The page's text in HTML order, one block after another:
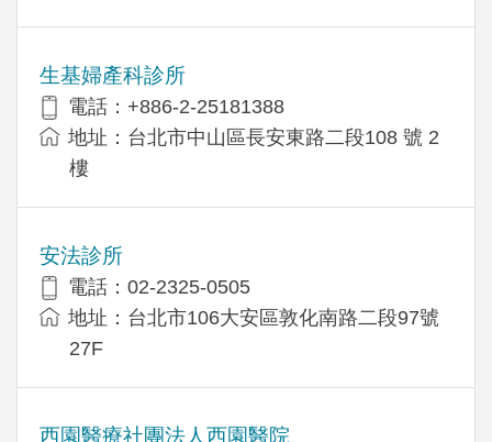
生基婦產科診所
電話：+886-2-25181388
地址：台北市中山區長安東路二段108 號 2
樓
安法診所
電話：02-2325-0505
地址：台北市106大安區敦化南路二段97號
27F
西園醫療社團法人西園醫院